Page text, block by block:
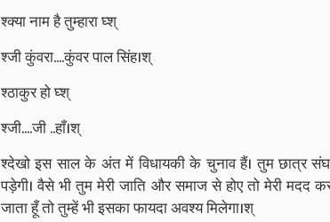
श्क्या नाम है तुम्हारा घ्श्
श्जी कुंवरा....कुंवर पाल सिंह।श्
श्ठाकुर हो घ्श्
श्जी....जी ..हाँ।श्
श्देखो इस साल के अंत में विधायकी के चुनाव हैं। तुम छात्र
पड़ेगी। वैसे भी तुम मेरी जाति और समाज से होए तो मेरी मदद
जाता हूँ तो तुम्हें भी इसका फायदा अवश्य मिलेगा।श्